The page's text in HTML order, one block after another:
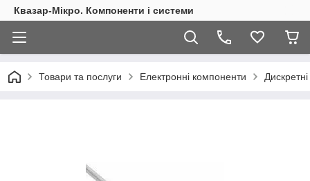
Квазар-Мікро. Компоненти і системи
Товари та послуги Електронні компоненти